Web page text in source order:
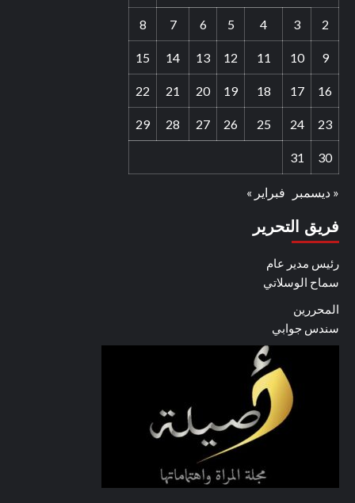
2
3
4
5
6
7
8
9
10
11
12
13
14
15
16
17
18
19
20
21
22
23
24
25
26
27
28
29
30
31
« ديسمبر فبراير »
فريق التحرير
رئيس مدير عام
سماح الوسلاتي
المحررين
سندس جوابي